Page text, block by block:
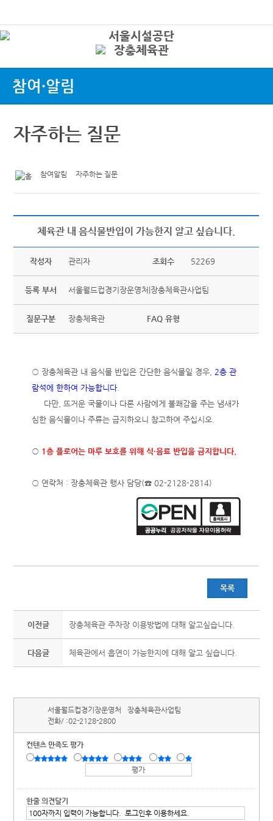
참여·알림
자주하는 질문
참여알림 자주하는 질문
체육관 내 음식물반입이 가능한지 알고 싶습니다.
작성자 관리자 조회수 52269
등록 부서 서울월드컵경기장운영처|장충체육관사업팀
질문구분 장충체육관 FAQ 유형
○ 장충체육관 내 음식물 반입은 간단한 음식물일 경우, 2층 관
람석에 한하여 가능합니다
다만, 뜨거운 국물이나 다른 사람에게 불쾌감을 주는 냄새가
심한 음식물이나 주류는 금지하오니 참고하여 주십시오.
○ 1층 플로어는 마루 보호를 위해 식·음료 반입을 금지합니다.
○ 연락처 : 장충체육관 행사 담당(☎ 02-2128-2814)
목록
이전글 장충체육관 주차장 이용방법에 대해 알고싶습니다.
다음글 체육관에서 흡연이 가능한지에 대해 알고 싶습니다.
서울월드컵경기장운영처
장충체육관사업팀
전화/ :02-2128-2800
컨텐츠 만족도 평가
한줄 의견달기